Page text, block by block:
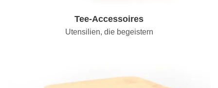
Tee-Accessoires
Utensilien, die begeistern